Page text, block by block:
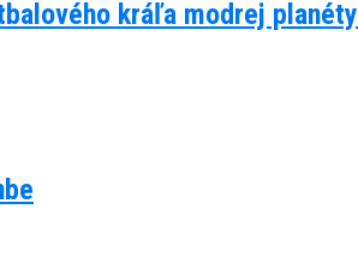
kráľa modrej planéty